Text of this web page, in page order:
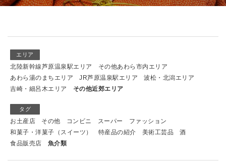
エリア
北陸新幹線芦原温泉駅エリア
その他あわら市内エリア
あわら湯のまちエリア
JR芦原温泉駅エリア
波松・北潟エリア
吉崎・細呂木エリア
その他近郊エリア
タグ
お土産店 その他 コンビニ スーパー
ファッション
和菓子・洋菓子（スイーツ）
特産品の紹介 美術工芸品
酒
食品販売店
魚介類